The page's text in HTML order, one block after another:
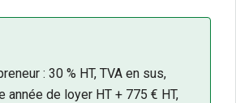
: 30 % HT, TVA en sus,
année de loyer HT + 775 € HT,